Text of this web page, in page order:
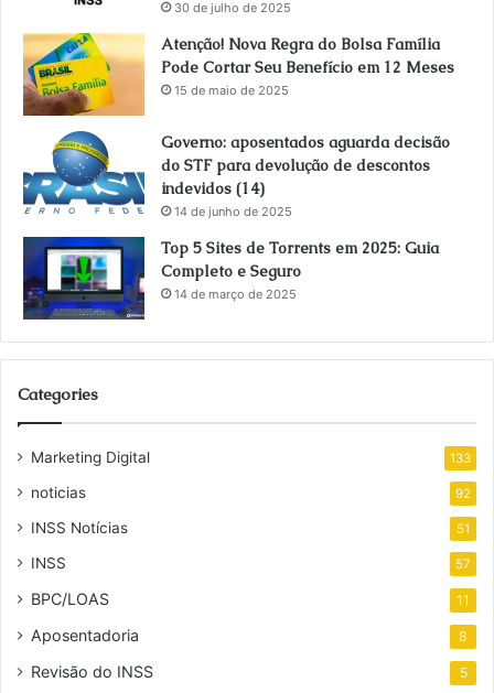
30 de julho de 2025
Atenção! Nova Regra do Bolsa Família
Pode Cortar Seu Benefício em 12 Meses
15 de maio de 2025
Governo: aposentados aguarda decisão
do STF para devolução de descontos
indevidos (14)
14 de junho de 2025
Top 5 Sites de Torrents em 2025: Guia
Completo e Seguro
14 de março de 2025
Categories
Marketing Digital 133
noticias 92
INSS Notícias 51
INSS 57
BPC/LOAS 11
Aposentadoria 8
Revisão do INSS 5